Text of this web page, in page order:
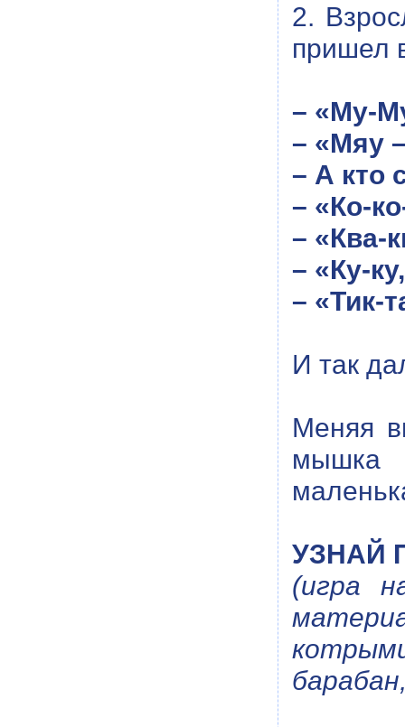
2.
пришел
– «Му-
– «Мяу
– А кто
– «Ко-
– «Ква-
– «Ку-
– «Тик-
И так
Меняя
мышка
УЗНАЙ
(игра